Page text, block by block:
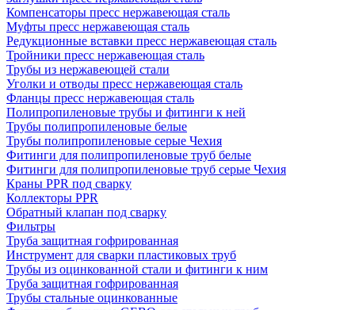
Компенсаторы пресс нержавеющая сталь
Муфты пресс нержавеющая сталь
Редукционные вставки пресс нержавеющая сталь
Тройники пресс нержавеющая сталь
Трубы из нержавеющей стали
Уголки и отводы пресс нержавеющая сталь
Фланцы пресс нержавеющая сталь
Полипропиленовые трубы и фитинги к ней
Трубы полипропиленовые белые
Трубы полипропиленовые серые Чехия
Фитинги для полипропиленовые труб белые
Фитинги для полипропиленовые труб серые Чехия
Краны PPR под сварку
Коллекторы PPR
Обратный клапан под сварку
Фильтры
Труба защитная гофрированная
Инструмент для сварки пластиковых труб
Трубы из оцинкованной стали и фитинги к ним
Труба защитная гофрированная
Трубы стальные оцинкованные